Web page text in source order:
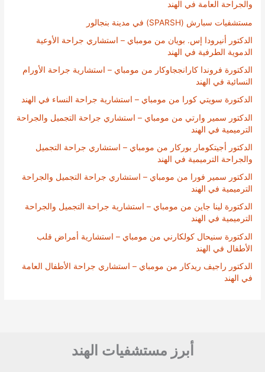
والجراحة العامة في الهند
مستشفيات سبارش (SPARSH) في مدينة بنجالور
الدكتور أنيرودا إس. بويان من مومباي – استشاري جراحة الأوعية
الدموية الطرفية في الهند
الدكتورة فروندا كارانججاوكار من مومباي – استشارية جراحة الأورام
النسائية في الهند
الدكتورة سويتي كورا من مومباي – استشارية جراحة النساء في الهند
الدكتور سمير وارتي من مومباي – استشاري جراحة التجميل والجراحة
الترميمية في الهند
الدكتور أجيتكومار بوركار من مومباي – استشاري جراحة التجميل
والجراحة الترميمية في الهند
الدكتور سمير فورا من مومباي – استشاري جراحة التجميل والجراحة
الترميمية في الهند
الدكتورة لينا جاين من مومباي – استشارية جراحة التجميل والجراحة
الترميمية في الهند
الدكتورة سنيحال كولكارني من مومباي – استشارية أمراض قلب
الأطفال في الهند
الدكتور راجيف ريدكار من مومباي – استشاري جراحة الأطفال العامة
في الهند
أبرز مستشفيات الهند